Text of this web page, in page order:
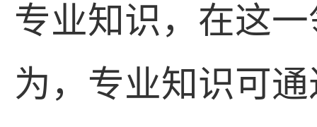
专业知识，在这
为，专业知识可